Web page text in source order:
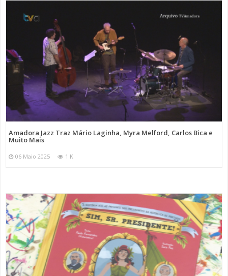
Amadora Jazz Traz Mário Laginha, Myra Melford, Carlos Bica e
Muito Mais
06 Maio 2025 1 K